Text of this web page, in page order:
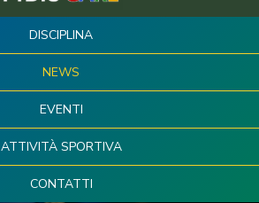
DISCIPLINA
NEWS
EVENTI
ATTIVITÀ SPORTIVA
CONTATTI